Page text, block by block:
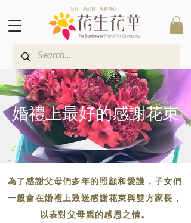
新鮮．高品質．服務稱心．
婚禮上最好的感謝花束
為了感謝父母們多年的照顧和愛護，子女們
一般會在婚禮上致送感謝花束與雙方家長，
以表對父母親的感恩之情。